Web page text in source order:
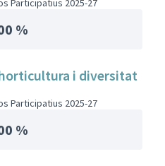
Participatius 2025-27
%
i diversitat
Participatius 2025-27
%